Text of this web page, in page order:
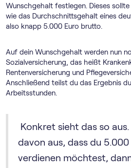
Wunschgehalt festlegen. Dieses
wie das Durchschnittsgehalt eines
also knapp 5.000 Euro brutto.
Auf dein Wunschgehalt werden nun
Sozialversicherung, das heißt
Rentenversicherung und
Anschließend teilst du das Ergebnis
Arbeitsstunden.
Konkret sieht das so
davon aus, dass du
verdienen möchtest,